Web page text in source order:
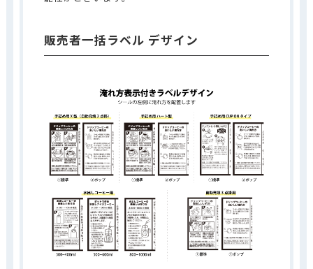
販売者一括ラベル デザイン